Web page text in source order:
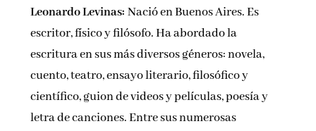
Leonardo Levinas: Nació en Buenos Aires. Es
escritor, físico y filósofo. Ha abordado la
escritura en sus más diversos géneros: novela,
cuento, teatro, ensayo literario, filosófico y
científico, guion de videos y películas, poesía y
letra de canciones. Entre sus numerosas